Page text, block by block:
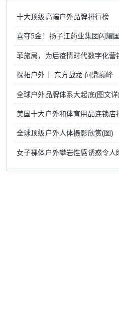
十大顶级高端户外品牌排行榜
喜夺5金！扬子江药业集团闪耀
菲旅局，为后疫情时代数字化营
探拓户外｜ 东方战龙 问鼎巅峰
全球户外品牌体系大起底(图文
美国十大户外和体育用品连锁店
全球顶级户外人体摄影欣赏(图)
女子裸体户外攀岩性感诱惑令人